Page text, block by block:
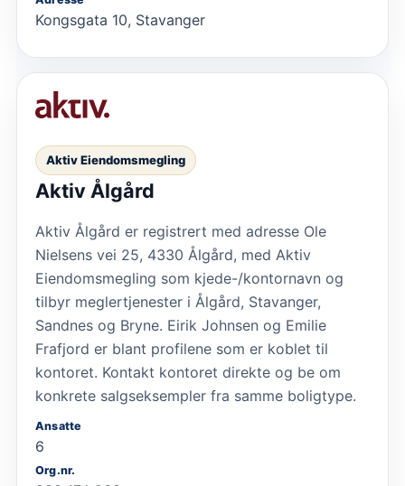
Kongsgata 10, Stavanger
Aktiv Eiendomsmegling
Aktiv Ålgård
Aktiv Ålgård er registrert med adresse Ole
Nielsens vei 25, 4330 Ålgård, med Aktiv
Eiendomsmegling som kjede-/kontornavn og
tilbyr meglertjenester i Ålgård, Stavanger,
Sandnes og Bryne. Eirik Johnsen og Emilie
Frafjord er blant profilene som er koblet til
kontoret. Kontakt kontoret direkte og be om
konkrete salgseksempler fra samme boligtype.
Ansatte
6
Org.nr.